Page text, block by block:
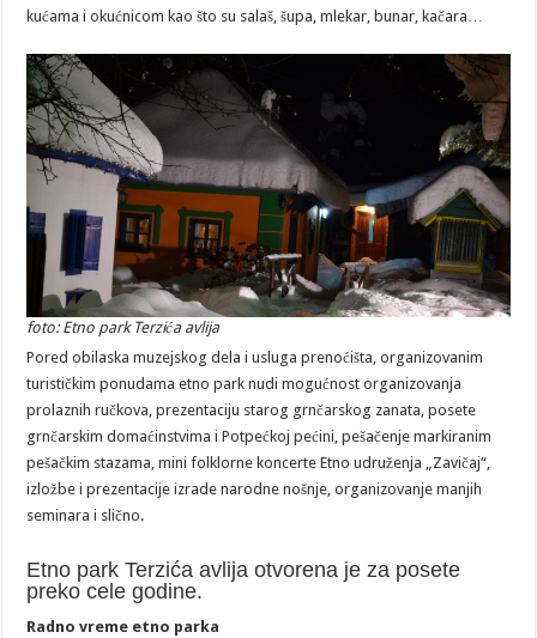
kućama i okućnicom kao što su salaš, šupa, mlekar, bunar, kačara…
foto: Etno park Terzića avlija
Pored obilaska muzejskog dela i usluga prenoćišta, organizovanim
turističkim ponudama etno park nudi mogućnost organizovanja
prolaznih ručkova, prezentaciju starog grnčarskog zanata, posete
grnčarskim domaćinstvima i Potpećkoj pećini, pešačenje markiranim
pešačkim stazama, mini folklorne koncerte Etno udruženja „Zavičaj“,
izložbe i prezentacije izrade narodne nošnje, organizovanje manjih
seminara i slično.
Etno park Terzića avlija otvorena je za posete
preko cele godine.
Radno vreme etno parka